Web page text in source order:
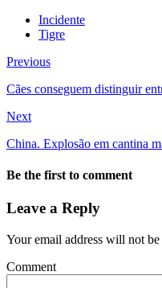
Incidente
Tigre
Previous
Cães conseguem distinguir
Next
China. Explosão em cantina
Be the first to comment
Leave a Reply
Your email address will not
Comment